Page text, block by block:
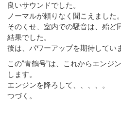
良いサウンドでした。
ノーマルが頼りなく聞こえました。
そのくせ、室内での騒音は、殆ど
結果でした。
後は、パワーアップを期待してい
この”青鶴号”は、これからエンジ
します。
エンジンを降ろして、、、、。
つづく。